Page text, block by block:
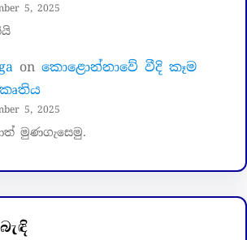
5, 2025
on කොළොන්නාවේ වීදි කෑම
5, 2025
මුණගැසෙමු.